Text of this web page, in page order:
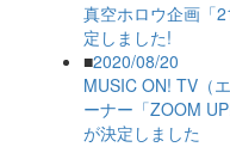
真空ホロウ企画「
定しました!
■2020/08/20
MUSIC ON! TV（
ーナー「ZOOM
が決定しました